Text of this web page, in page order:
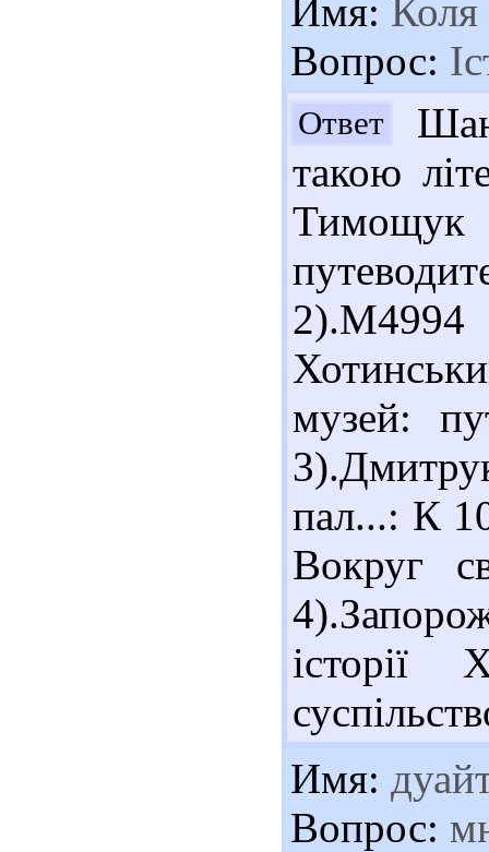
Имя: Коля
Вопрос:
Ответ
такою
Тимощук
музей:
пал...: К
Вокруг
історії
Имя:
Вопрос: